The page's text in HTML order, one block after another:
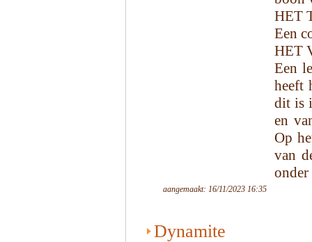
HET
Een
HET
Een
heeft
dit is
en
Op
van
onder
aangemaakt: 16/11/2023 16:35
Dynamite